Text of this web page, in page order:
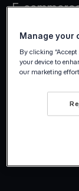
E-
Créer un
Manage your
By clicking
your device to
our marketing